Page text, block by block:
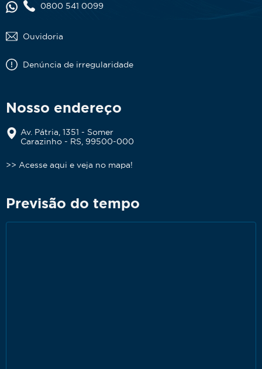
0800 541 0099
Ouvidoria
Denúncia de irregularidade
Nosso endereço
Av. Pátria, 1351 - Somer
Carazinho - RS, 99500-000
>> Acesse aqui e veja no mapa!
Previsão do tempo